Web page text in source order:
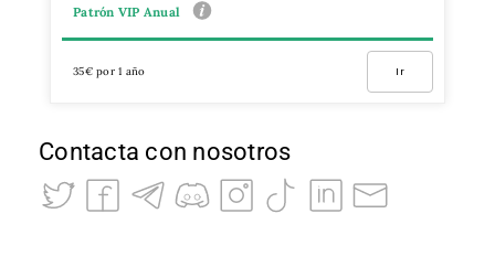
Patrón VIP Anual
35€ por 1 año Ir
Contacta con nosotros